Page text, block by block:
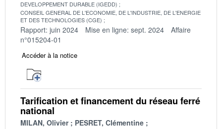
DEVELOPPEMENT DURABLE (IGEDD)
CONSEIL GENERAL DE L'ECONOMIE, DE L'INDUSTRIE, DE L'ENERGIE
ET DES TECHNOLOGIES (CGE)
Rapport: juin 2024 Mise en ligne: sept. 2024
Affaire
n°015204-01
Accéder à la notice
Tarification et financement du réseau ferré
national
MILAN, Olivier
PESRET, Clémentine